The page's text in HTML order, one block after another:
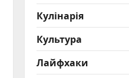
Кулінарія
Культура
Лайфхаки